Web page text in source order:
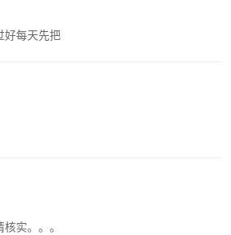
好每天先把
实。。。